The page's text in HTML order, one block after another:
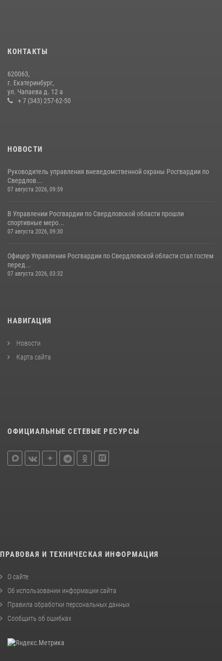
10 июля 2026, 12:35
специальное занятие
27 июля 2026, 12:37
КОНТАКТЫ
620063,
г. Екатеринбург,
ул. Чапаева д. 12 а
+ 7 (343) 257-62-50
НОВОСТИ
Руководитель управления вневедомственной охраны Росгвардии по
Свердлов...
07 августа 2026, 09:59
В Управлении Росгвардии по Свердловской области прошли
спортивные меро...
07 августа 2026, 09:30
Офицер Управления Росгвардии по Свердловской области стал гостем
перед...
07 августа 2026, 03:32
НАВИГАЦИЯ
Новости
Карта сайта
ОФИЦИАЛЬНЫЕ СЕТЕВЫЕ РЕСУРСЫ
ПРАВОВАЯ И ТЕХНИЧЕСКАЯ ИНФОРМАЦИЯ
О сайте
Об использовании информации сайта
Правила обработки персональных данных
Сообщить об ошибках